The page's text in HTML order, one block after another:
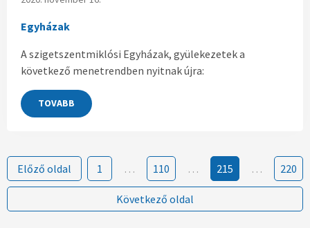
Egyházak
A szigetszentmiklósi Egyházak, gyülekezetek a
következő menetrendben nyitnak újra:
TOVABB
Előző oldal 1 … 110 … 215 … 220
Következő oldal